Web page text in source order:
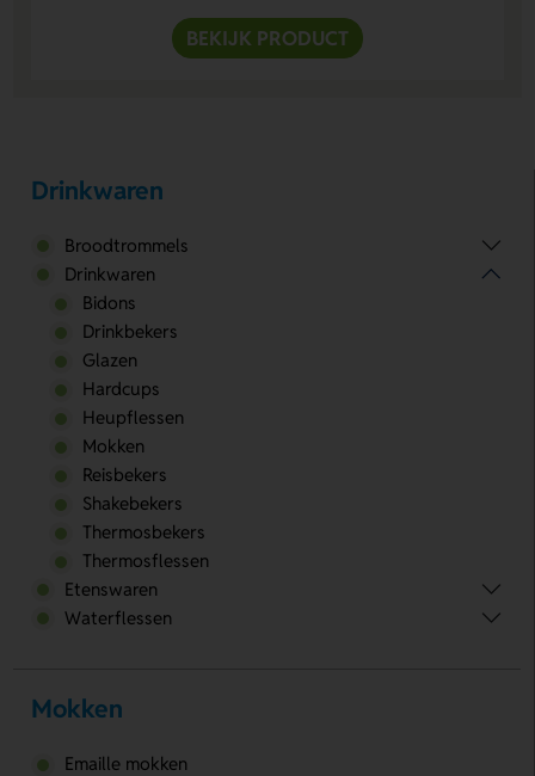
BEKIJK PRODUCT
Drinkwaren
Broodtrommels
Drinkwaren
Bidons
Drinkbekers
Glazen
Hardcups
Heupflessen
Mokken
Reisbekers
Shakebekers
Thermosbekers
Thermosflessen
Etenswaren
Waterflessen
Mokken
Emaille mokken